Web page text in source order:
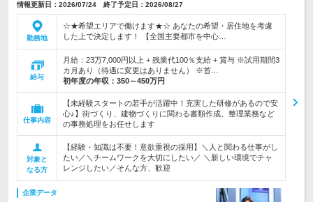
情報更新日：2026/07/24 終了予定日：2026/08/27
勤務地
☆★希望エリアで働けます★☆ あなたの希望・居住地を考慮
した上で決定します！ 【全国主要都市を中心…
給与
月給：23万7,000円以上 + 残業代100％支給 + 賞与 ※試用期間3
カ月あり（待遇に変更はありません） ※首…
初年度の年収： 350～450万円
仕事内容
【未経験スタートの若手が活躍中！充実した研修があるので安
心♪】街づくり、建物づくりに関わる書類作成、整理業務など
の事務処理をお任せします
対象と
なる方
【経験・知識は不要！意欲重視の採用】＼人と関わる仕事がし
たい／＼チームワークを大切にしたい／ ＼新しい環境でチャ
レンジしたい／そんな方、歓迎
企業データ